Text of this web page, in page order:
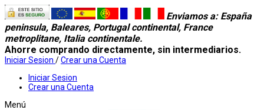
Enviamos a: España
peninsula, Baleares, Portugal continental, France
metroplitane, Italia continentale.
Ahorre comprando directamente, sin intermediarios.
Iniciar Sesion /Crear una Cuenta
Iniciar Sesion
Crear una Cuenta
Menú